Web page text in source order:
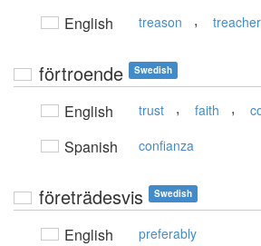
English treason ,
förtroende Swedish
English trust , faith ,
Spanish confianza
företrädesvis Swedish
English preferably